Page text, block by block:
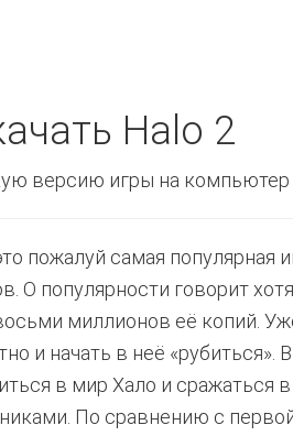
Halo 2
версию игры на компьютер
пожалуй самая популярная
О популярности говорит
миллионов её копий.
и начать в неё
в мир Хало и сражаться
По сравнению с